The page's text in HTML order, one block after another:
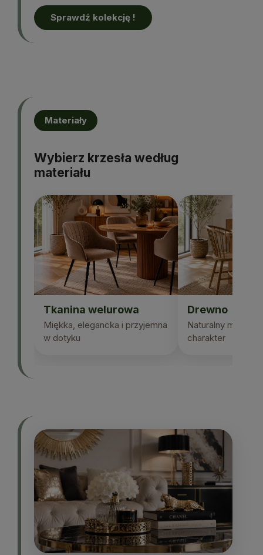
Sprawdź kolekcję !
Materiały
Wybierz krzesła według
materiału
Tkanina welurowa
Miękka, elegancka i przyjemna
w dotyku
Drewno
Naturalny
charakter